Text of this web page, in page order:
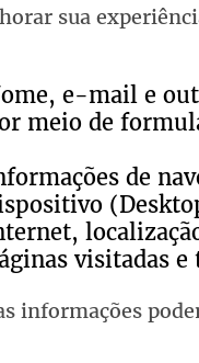
sua
e-mail e
meio de
de
visitadas e
informações